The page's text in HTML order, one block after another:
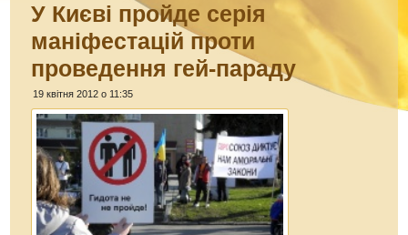
У Києві пройде серія
маніфестацій проти
проведення гей-параду
19 квітня 2012 о 11:35